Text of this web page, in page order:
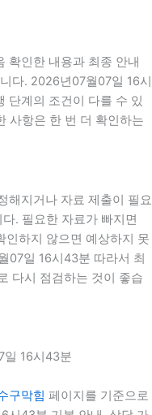
확인한 내용과 최종 안내
다. 2026년07월07일 16시
단계의 조건이 다를 수 있
사항은 한 번 더 확인하는
해지거나 자료 제출이 필요
. 필요한 자료가 빠지면
인하지 않으면 예상하지 못
07일 16시43분 따라서 최
다시 점검하는 것이 좋습
일 16시43분
구막힘 페이지를 기준으로